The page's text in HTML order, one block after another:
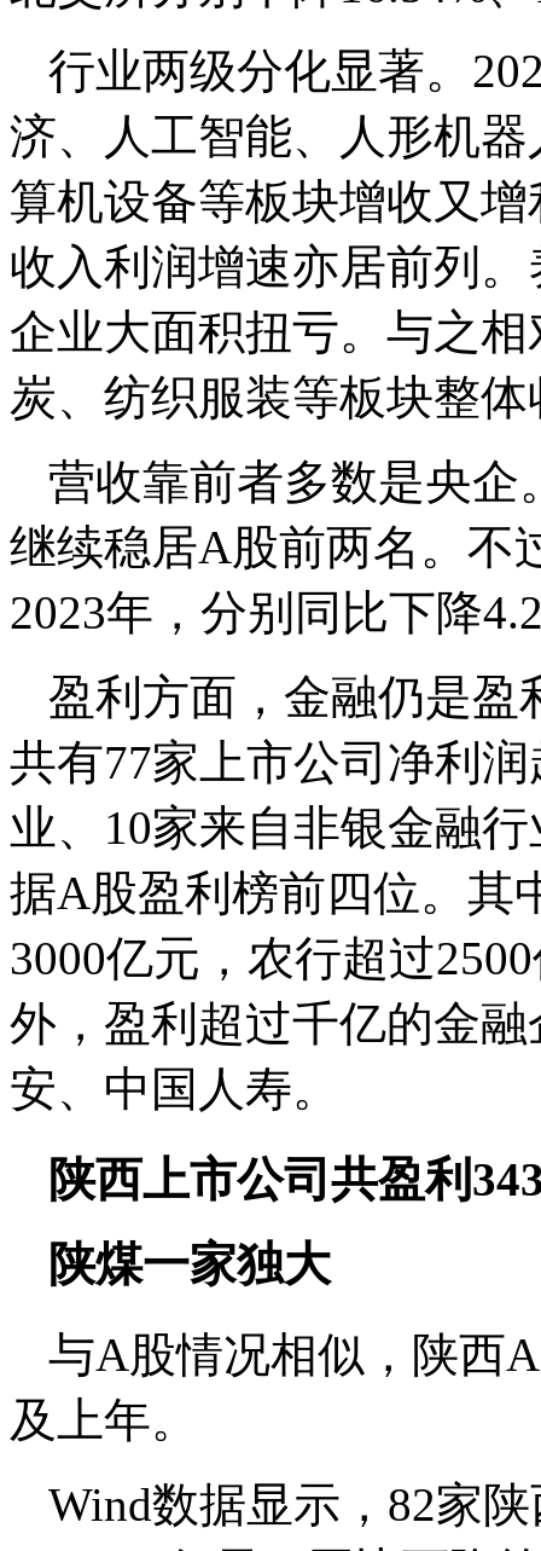
行业两级分化显著。
济、人工智能、人形机
算机设备等板块增收又
收入利润增速亦居前列
企业大面积扭亏。与之
炭、纺织服装等板块整
营收靠前者多数是央企
继续稳居A股前两名。不
2023年，分别同比下降
盈利方面，金融仍是盈
共有77家上市公司净利
业、10家来自非银金融
据A股盈利榜前四位。其
3000亿元，农行超过
外，盈利超过千亿的金
安、中国人寿。
陕西上市公司共盈利
陕煤一家独大
与A股情况相似，陕西
及上年。
Wind数据显示，82家